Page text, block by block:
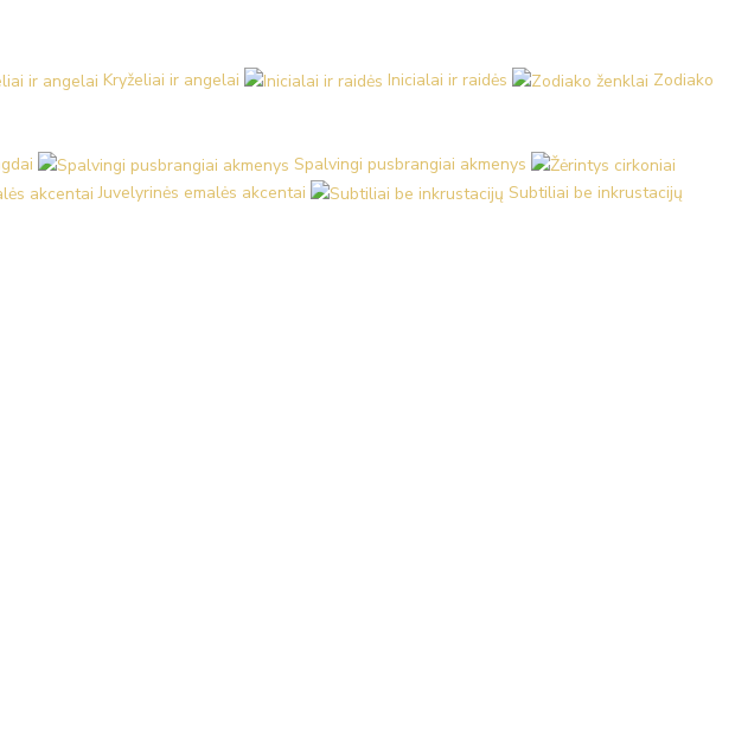
Kryželiai ir angelai Inicialai ir raidės
Zodiako
Spalvingi pusbrangiai akmenys
Juvelyrinės emalės akcentai Subtiliai be inkrustacijų